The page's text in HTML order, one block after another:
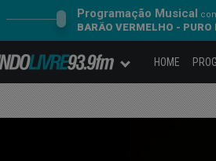
Programação Musical
BARÃO VERMELHO - PURO
HOME